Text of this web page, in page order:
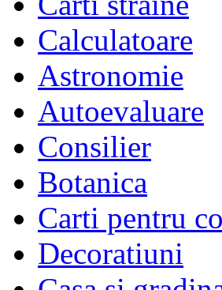
Calculatoare
Astronomie
Autoevaluare
Consilier
Botanica
Carti pentru
Decoratiuni